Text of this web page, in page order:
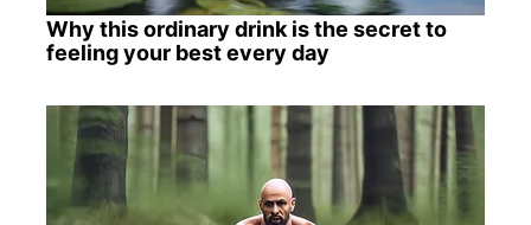
Why this ordinary drink is the secret to
feeling your best every day